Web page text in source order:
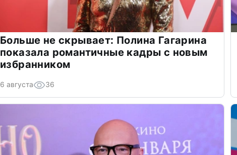
Больше не скрывает: Полина Гагарина
показала романтичные кадры с новым
избранником
6 августа 36